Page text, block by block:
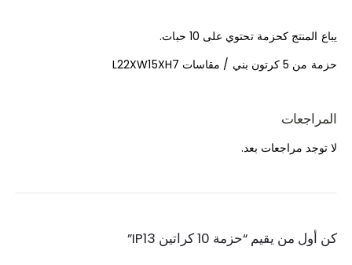
يباع المنتج كحزمة تحتوي على 10 حبات.
حزمة من 5 كرتون بني / مقاسات L22XW15XH7
المراجعات
لا توجد مراجعات بعد.
كن أول من يقيم “حزمة 10 كراتين IP13”